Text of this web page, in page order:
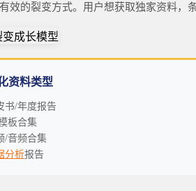
效的裂变方式。用户想获取独家资料，
资料类型
书/年度报告
板合集
/音频合集
分析报告